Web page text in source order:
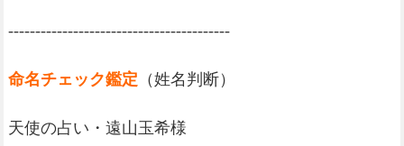
-----------------------------------------
命名チェック鑑定 （姓名判断）
天使の占い・遠山玉希様